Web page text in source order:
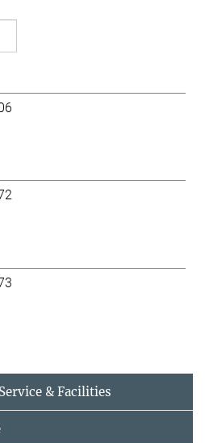
& Facilities